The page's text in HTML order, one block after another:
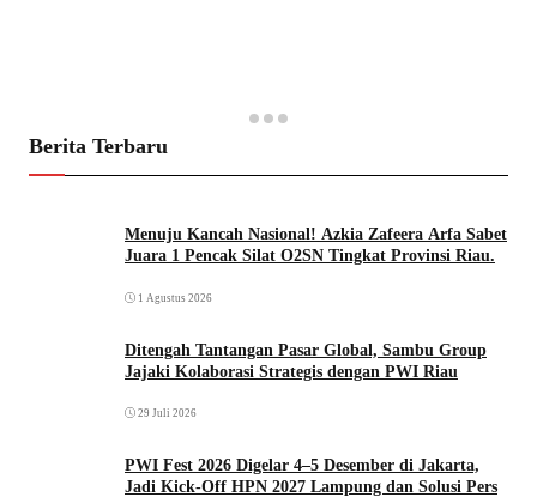
Berita Terbaru
Menuju Kancah Nasional! Azkia Zafeera Arfa Sabet
Juara 1 Pencak Silat O2SN Tingkat Provinsi Riau.
1 Agustus 2026
Ditengah Tantangan Pasar Global, Sambu Group
Jajaki Kolaborasi Strategis dengan PWI Riau
29 Juli 2026
PWI Fest 2026 Digelar 4–5 Desember di Jakarta,
Jadi Kick-Off HPN 2027 Lampung dan Solusi Pers